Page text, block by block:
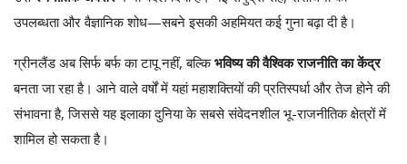
उपलब्धता और वैज्ञानिक शोध—सबने इसकी अहमियत कई गुना बढ़ा दी है।
ग्रीनलैंड अब सिर्फ बर्फ का टापू नहीं, बल्किभविष्य की वैश्विक राजनीति का केंद्र
बनता जा रहा है। आने वाले वर्षों में यहां महाशक्तियों की प्रतिस्पर्धा और तेज होने की
संभावना है, जिससे यह इलाका दुनिया के सबसे संवेदनशील भू-राजनीतिक क्षेत्रों में
शामिल हो सकता है।